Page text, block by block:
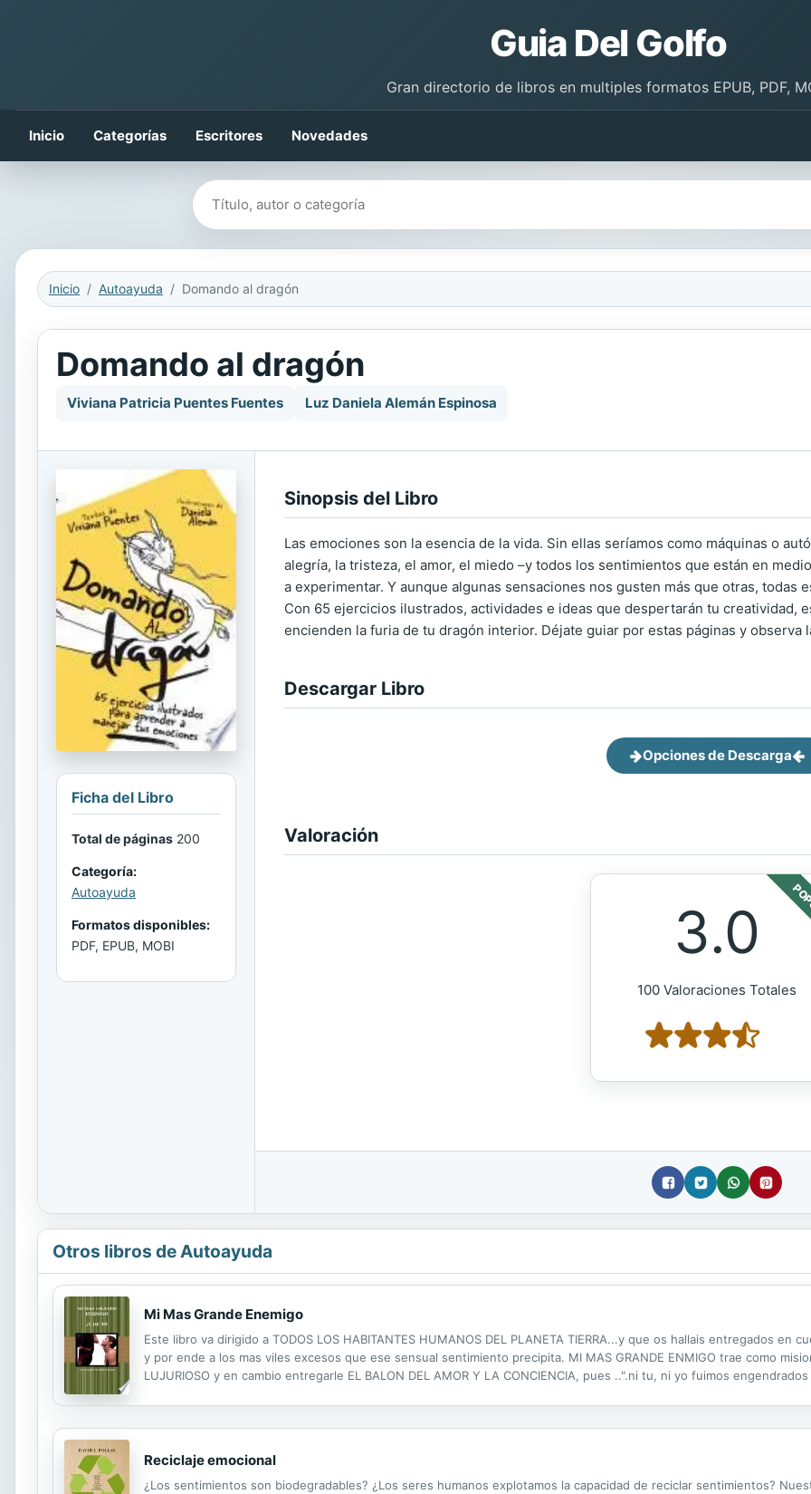
Guia Del Golfo
Gran directorio de libros en multiples formatos EPUB, PDF,
Inicio Categorías Escritores Novedades
Buscar libros
Inicio Autoayuda Domando al dragón
Domando al dragón
Viviana Patricia Puentes Fuentes Luz Daniela Alemán Espinosa
Ficha del Libro
Total de páginas 200
Categoría:
Autoayuda
Formatos disponibles:
PDF, EPUB, MOBI
Sinopsis del Libro
Las emociones son la esencia de la vida. Sin ellas seríamos como máquinas o
alegría, la tristeza, el amor, el miedo –y todos los sentimientos que están en
a experimentar. Y aunque algunas sensaciones nos gusten más que otras, todas
Con 65 ejercicios ilustrados, actividades e ideas que despertarán tu creatividad,
encienden la furia de tu dragón interior. Déjate guiar por estas páginas y observa
Descargar Libro
Opciones de Descarga
Valoración
3.0
100 Valoraciones Totales
Otros libros de Autoayuda
Mi Mas Grande Enemigo
Este libro va dirigido a TODOS LOS HABITANTES HUMANOS DEL PLANETA TIERRA...y que os hallais entregados en
y por ende a los mas viles excesos que ese sensual sentimiento precipita. MI MAS GRANDE ENMIGO trae como
LUJURIOSO y en cambio entregarle EL BALON DEL AMOR Y LA CONCIENCIA, pues ..".ni tu, ni yo fuimos
Reciclaje emocional
¿Los sentimientos son biodegradables? ¿Los seres humanos explotamos la capacidad de reciclar sentimientos?